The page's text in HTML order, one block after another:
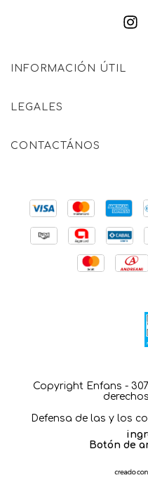
INFORMACIÓN ÚTIL
LEGALES
CONTACTÁNOS
Copyright Enfans -
Defensa de las y los
Botón de